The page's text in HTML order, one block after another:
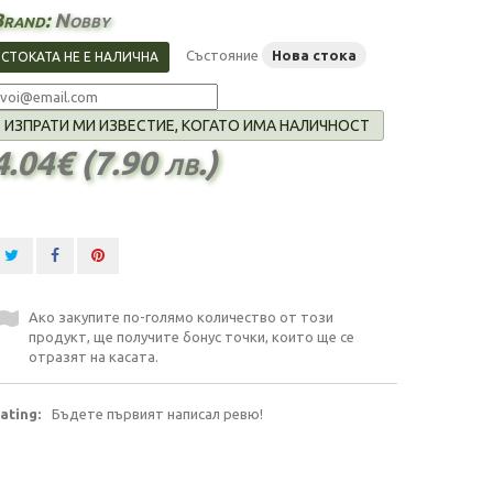
Nobby
СТОКАТА НЕ Е НАЛИЧНА Състояние Нова стока
ИЗПРАТИ МИ ИЗВЕСТИЕ, КОГАТО ИМА НАЛИЧНОСТ
(7.90 лв.)
Ако закупите по-голямо количество от този
продукт, ще получите бонус точки, които ще се
отразят на касата.
Бъдете първият написал ревю!